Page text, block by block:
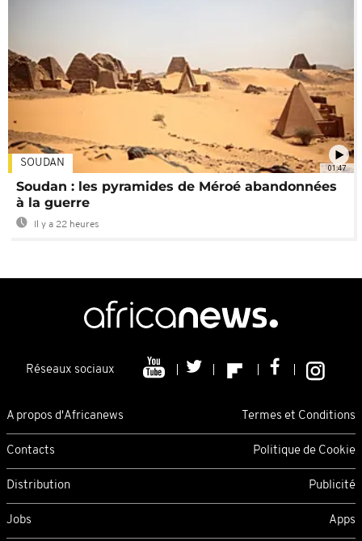
01:47
SOUDAN
Soudan : les pyramides de Méroé abandonnées
à la guerre
Il y a 22 heures
Réseaux sociaux
A propos d'Africanews Termes et Conditions
Contacts Politique de Cookie
Distribution Publicité
Jobs Apps